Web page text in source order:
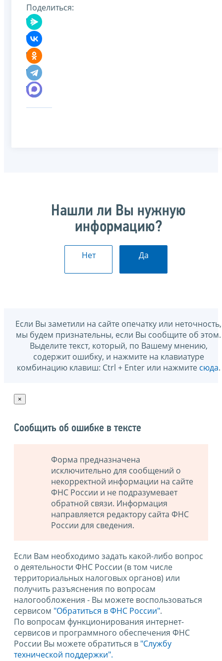
Поделиться:
Нашли ли Вы нужную
информацию?
Нет Да
Если Вы заметили на сайте опечатку или неточность,
мы будем признательны, если Вы сообщите об этом.
Выделите текст, который, по Вашему мнению,
содержит ошибку, и нажмите на клавиатуре
комбинацию клавиш: Ctrl + Enter или нажмите сюда.
×
Сообщить об ошибке в тексте
Форма предназначена
исключительно для сообщений о
некорректной информации на сайте
ФНС России и не подразумевает
обратной связи. Информация
направляется редактору сайта ФНС
России для сведения.
Если Вам необходимо задать какой-либо вопрос
о деятельности ФНС России (в том числе
территориальных налоговых органов) или
получить разъяснения по вопросам
налогообложения - Вы можете воспользоваться
сервисом "Обратиться в ФНС России".
По вопросам функционирования интернет-
сервисов и программного обеспечения ФНС
России Вы можете обратиться в "Службу
технической поддержки".